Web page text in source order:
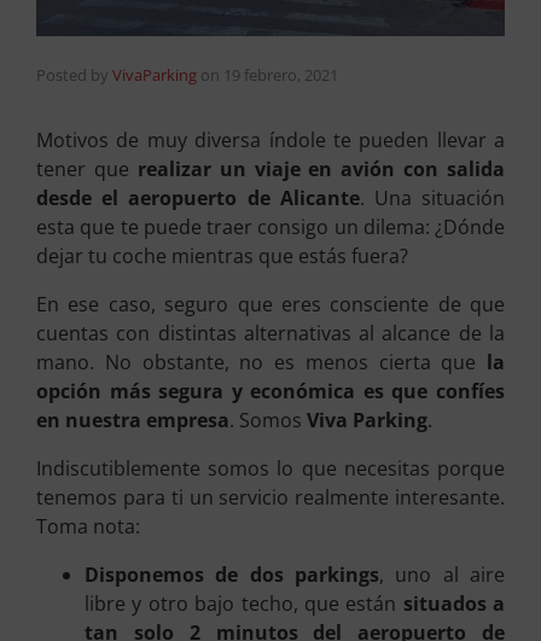
Posted by VivaParking on 19 febrero, 2021
Motivos de muy diversa índole te pueden llevar a
tener que realizar un viaje en avión con salida
desde el aeropuerto de Alicante. Una situación
esta que te puede traer consigo un dilema: ¿Dónde
dejar tu coche mientras que estás fuera?
En ese caso, seguro que eres consciente de que
cuentas con distintas alternativas al alcance de la
mano. No obstante, no es menos cierta que la
opción más segura y económica es que confíes
en nuestra empresa. Somos Viva Parking.
Indiscutiblemente somos lo que necesitas porque
tenemos para ti un servicio realmente interesante.
Toma nota:
Disponemos de dos parkings, uno al aire
libre y otro bajo techo, que están situados a
tan solo 2 minutos del aeropuerto de